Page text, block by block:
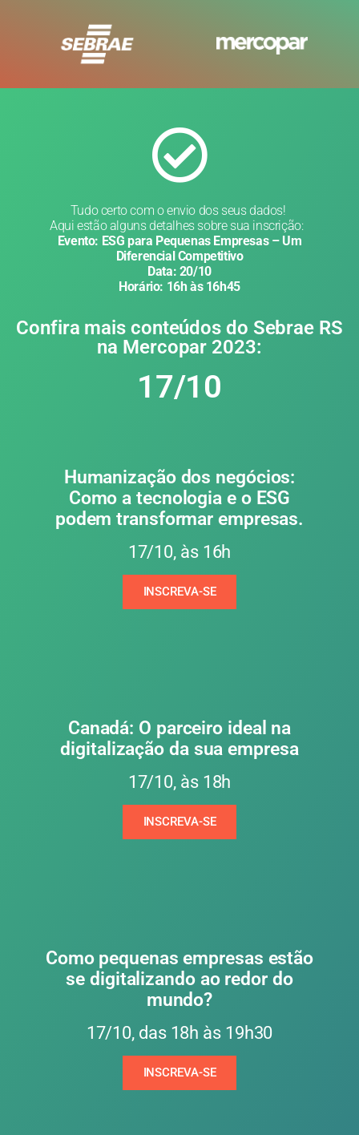
Tudo certo com o envio dos seus dados!
Aqui estão alguns detalhes sobre sua inscrição:
Evento: ESG para Pequenas Empresas – Um
Diferencial Competitivo
Data: 20/10
Horário: 16h às 16h45
Confira mais conteúdos do Sebrae RS
na Mercopar 2023:
17/10
Humanização dos negócios:
Como a tecnologia e o ESG
podem transformar empresas.
17/10, às 16h
INSCREVA-SE
Canadá: O parceiro ideal na
digitalização da sua empresa
17/10, às 18h
INSCREVA-SE
Como pequenas empresas estão
se digitalizando ao redor do
mundo?
17/10, das 18h às 19h30
INSCREVA-SE